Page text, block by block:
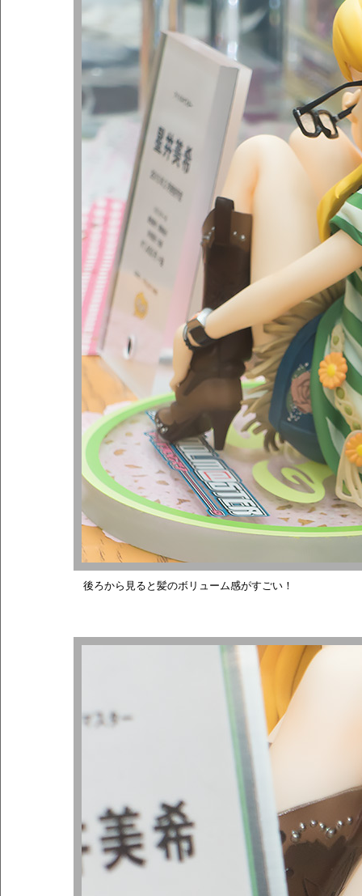
後ろから見ると髪のボリューム感がすごい！